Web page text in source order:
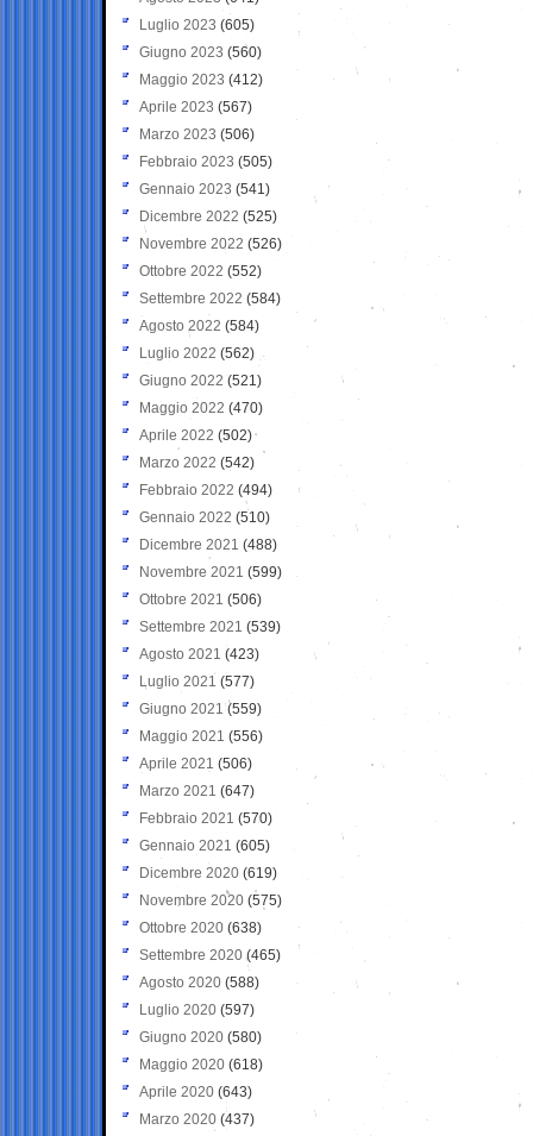
Luglio 2023 (605)
Giugno 2023 (560)
Maggio 2023 (412)
Aprile 2023 (567)
Marzo 2023 (506)
Febbraio 2023 (505)
Gennaio 2023 (541)
Dicembre 2022 (525)
Novembre 2022 (526)
Ottobre 2022 (552)
Settembre 2022 (584)
Agosto 2022 (584)
Luglio 2022 (562)
Giugno 2022 (521)
Maggio 2022 (470)
Aprile 2022 (502)
Marzo 2022 (542)
Febbraio 2022 (494)
Gennaio 2022 (510)
Dicembre 2021 (488)
Novembre 2021 (599)
Ottobre 2021 (506)
Settembre 2021 (539)
Agosto 2021 (423)
Luglio 2021 (577)
Giugno 2021(559)
Maggio 2021 (556)
Aprile 2021 (506)
Marzo 2021 (647)
Febbraio 2021 (570)
Gennaio 2021 (605)
Dicembre 2020 (619)
Novembre 2020 (575)
Ottobre 2020 (638)
Settembre 2020(465)
Agosto 2020 (588)
Luglio 2020 (597)
Giugno 2020 (580)
Maggio 2020 (618)
Aprile 2020 (643)
Marzo 2020 (437)